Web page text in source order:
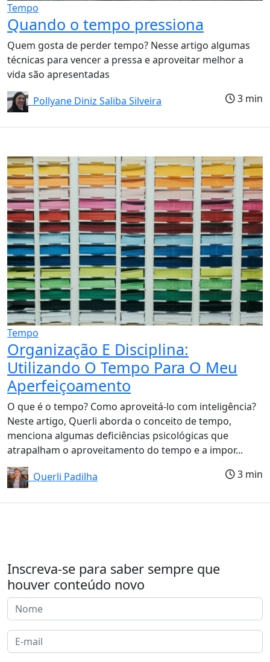
Tempo
Quando o tempo pressiona
Quem gosta de perder tempo? Nesse artigo algumas
técnicas para vencer a pressa e aproveitar melhor a
vida são apresentadas
Pollyane Diniz Saliba Silveira
3 min
Tempo
Organização E Disciplina:
Utilizando O Tempo Para O Meu
Aperfeiçoamento
O que é o tempo? Como aproveitá-lo com inteligência?
Neste artigo, Querli aborda o conceito de tempo,
menciona algumas deficiências psicológicas que
atrapalham o aproveitamento do tempo e a impor...
Querli Padilha
3 min
Inscreva-se para saber sempre que
houver conteúdo novo